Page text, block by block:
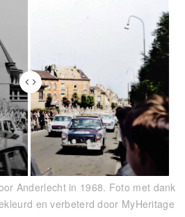
Anderlecht in 1968. Foto met dank
en verbeterd door MyHeritage